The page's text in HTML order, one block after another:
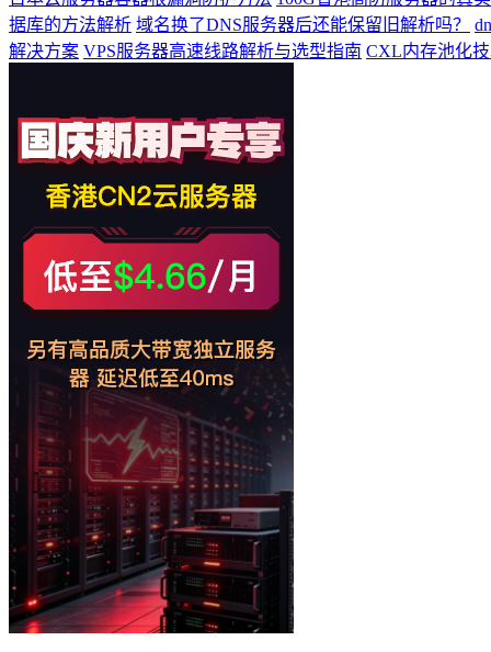
据库的方法解析 域名换了DNS服务器后还能保留旧解析吗？
解决方案 VPS服务器高速线路解析与选型指南 CXL内存池化